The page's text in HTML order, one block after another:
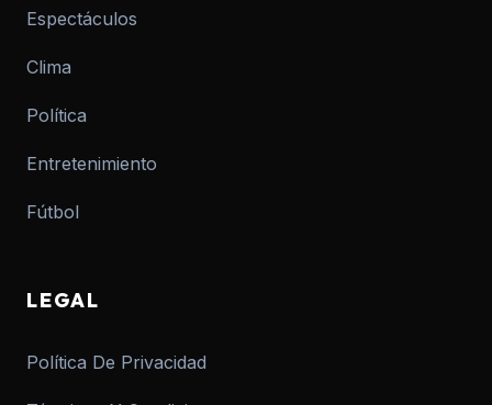
Espectáculos
Clima
Política
Entretenimiento
Fútbol
LEGAL
Política De Privacidad